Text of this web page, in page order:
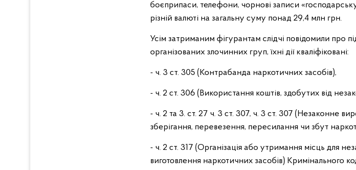
боєприпаси, телефони, чорнові записи
різній валюті на загальну суму понад 29,4 млн грн.
Усім затриманим фігурантам слідчі повідомили про
організованих злочинних груп, їхні дії кваліфіковані:
- ч. 3 ст. 305 (Контрабанда наркотичних засобів),
- ч. 2 ст. 306 (Використання коштів, здобутих від
- ч. 2 та 3. ст. 27 ч. 3 ст. 307, ч. 3 ст. 307 (Незаконне
зберігання, перевезення, пересилання чи збут
- ч. 2 ст. 317 (Організація або утримання місць для
виготовлення наркотичних засобів) Кримінального